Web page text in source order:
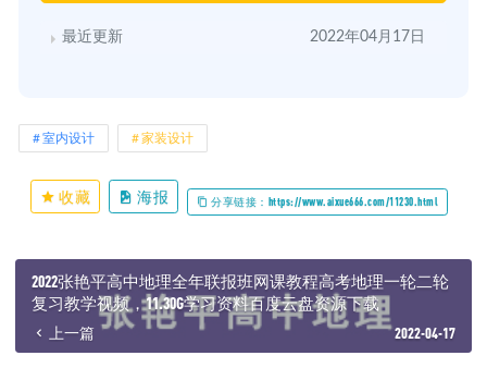
最近更新 2022年04月17日
室内设计 家装设计
收藏 海报 分享链接：https://www.aixue666.com/11230.html
2022张艳平高中地理全年联报班网课教程高考地理一轮二轮
复习教学视频，11.30G学习资料百度云盘资源下载
上一篇 2022-04-17